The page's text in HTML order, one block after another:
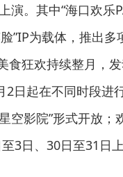
。其中“海口欢乐
”IP为载体，推出
狂欢持续整月，发
2日起在不同时段进
空影院”形式开放；
3日、30日至31日上